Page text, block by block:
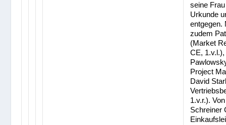
seine
Urkunde
entgegen.
zudem
(Market
CE,
Project
David
1.v.r.).
Schreiner